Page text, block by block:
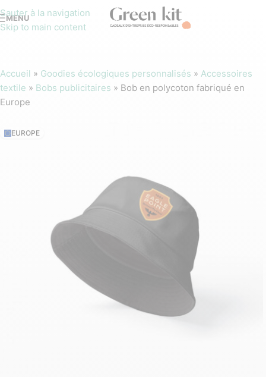
Sauter à la navigation
Skip to main content
MENU
Accueil » Goodies écologiques personnalisés » Accessoires
textile » Bobs publicitaires » Bob en polycoton fabriqué en
Europe
EUROPE